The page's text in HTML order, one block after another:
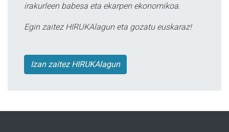
irakurleen babesa eta ekarpen ekonomikoa.
Egin zaitez HIRUKAlagun eta gozatu euskaraz!
Izan zaitez HIRUKAlagun